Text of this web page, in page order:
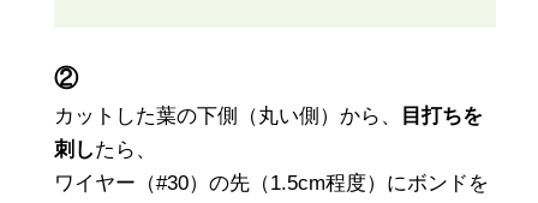
②
カットした葉の下側（丸い側）から、
目打ちを
刺したら、
ワイヤー（#30）の先（1.5cm程度）にボンドを